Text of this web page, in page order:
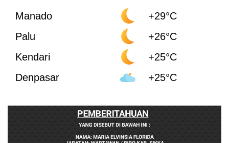
Manado
+29°C
Palu
+26°C
Kendari
+25°C
Denpasar
+25°C